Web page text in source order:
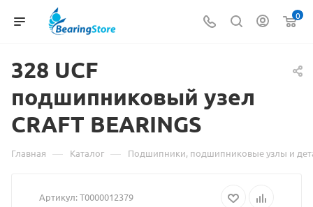
0
328 UCF
подшипниковый узел
CRAFT Материал
о
BEARINGS
Главная — Каталог — Подшипники, подшипниковые узлы и
Артикул:Т0000012379